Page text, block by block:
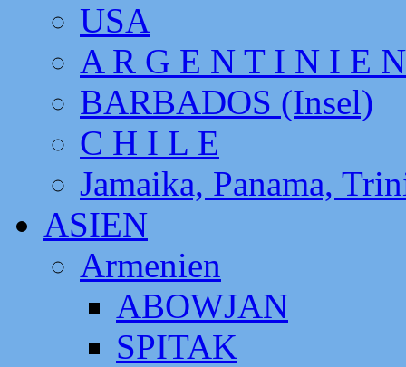
USA
A R G E N T I N I E N
BARBADOS (Insel)
C H I L E
Jamaika, Panama,
ASIEN
Armenien
ABOWJAN
SPITAK